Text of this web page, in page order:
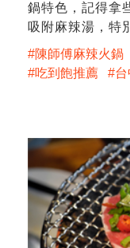
鍋特色，記得拿
吸附麻辣湯，特
陳師傅麻辣火鍋
吃到飽推薦